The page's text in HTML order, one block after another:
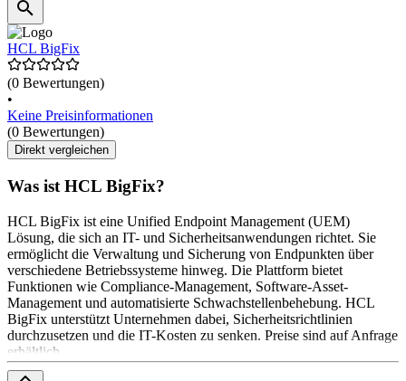
HCL BigFix
(0 Bewertungen)
•
Keine Preisinformationen
(0 Bewertungen)
Direkt vergleichen
Was ist HCL BigFix?
HCL BigFix ist eine Unified Endpoint Management (UEM)
Lösung, die sich an IT- und Sicherheitsanwendungen richtet. Sie
ermöglicht die Verwaltung und Sicherung von Endpunkten über
verschiedene Betriebssysteme hinweg. Die Plattform bietet
Funktionen wie Compliance-Management, Software-Asset-
Management und automatisierte Schwachstellenbehebung. HCL
BigFix unterstützt Unternehmen dabei, Sicherheitsrichtlinien
durchzusetzen und die IT-Kosten zu senken. Preise sind auf Anfrage
erhältlich.